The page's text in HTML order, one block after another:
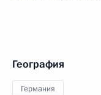
География
Германия